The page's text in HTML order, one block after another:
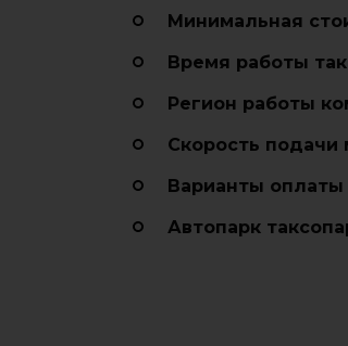
Минимальная
Время работы
Регион работы
Cкорость
Варианты
Автопарк